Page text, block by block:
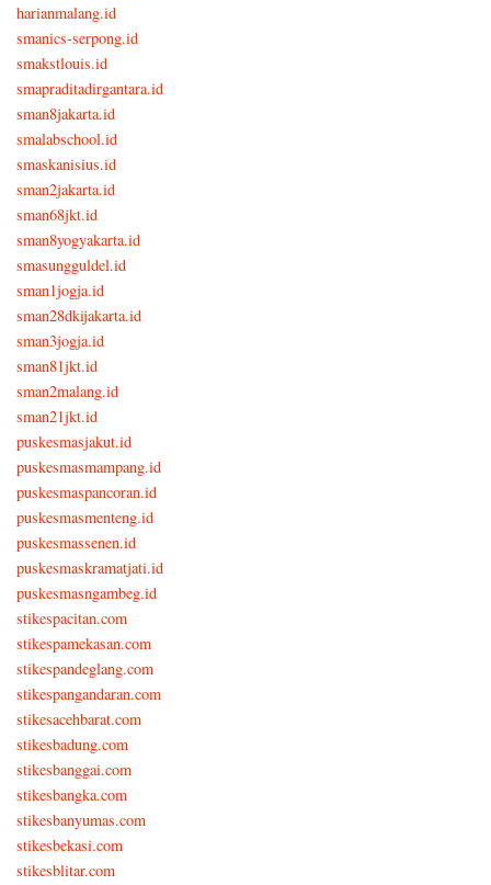
harianmalang.id
smanics-serpong.id
smakstlouis.id
smapraditadirgantara.id
sman8jakarta.id
smalabschool.id
smaskanisius.id
sman2jakarta.id
sman68jkt.id
sman8yogyakarta.id
smasungguldel.id
sman1jogja.id
sman28dkijakarta.id
sman3jogja.id
sman81jkt.id
sman2malang.id
sman21jkt.id
puskesmasjakut.id
puskesmasmampang.id
puskesmaspancoran.id
puskesmasmenteng.id
puskesmassenen.id
puskesmaskramatjati.id
puskesmasngambeg.id
stikespacitan.com
stikespamekasan.com
stikespandeglang.com
stikespangandaran.com
stikesacehbarat.com
stikesbadung.com
stikesbanggai.com
stikesbangka.com
stikesbanyumas.com
stikesbekasi.com
stikesblitar.com